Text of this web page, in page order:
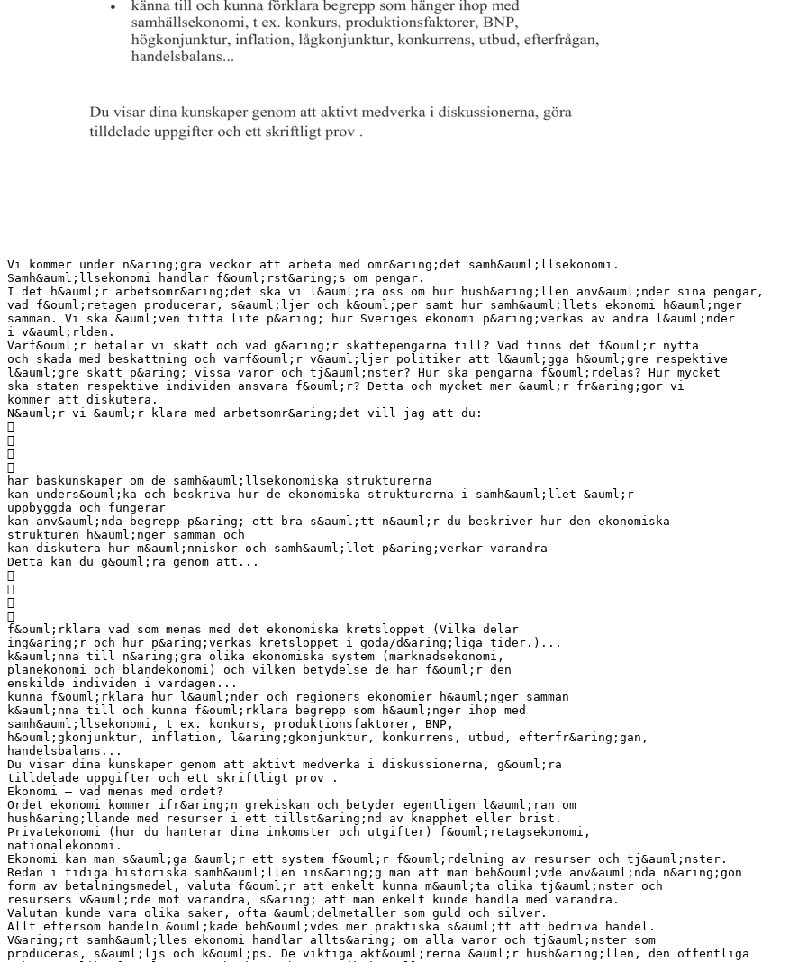
Vi kommer under n&aring;gra veckor att arbeta med omr&aring;det samh&auml;llsekonomi.
Samh&auml;llsekonomi handlar f&ouml;rst&aring;s om pengar.
I det h&auml;r arbetsomr&aring;det ska vi l&auml;ra oss om hur hush&aring;llen anv&auml;nder sina pengar,
vad f&ouml;retagen producerar, s&auml;ljer och k&ouml;per samt hur samh&auml;llets ekonomi h&auml;nger
samman. Vi ska &auml;ven titta lite p&aring; hur Sveriges ekonomi p&aring;verkas av andra l&auml;nder
i v&auml;rlden.
Varf&ouml;r betalar vi skatt och vad g&aring;r skattepengarna till? Vad finns det f&ouml;r nytta
och skada med beskattning och varf&ouml;r v&auml;ljer politiker att l&auml;gga h&ouml;gre respektive
l&auml;gre skatt p&aring; vissa varor och tj&auml;nster? Hur ska pengarna f&ouml;rdelas? Hur mycket
ska staten respektive individen ansvara f&ouml;r? Detta och mycket mer &auml;r fr&aring;gor vi
kommer att diskutera.
N&auml;r vi &auml;r klara med arbetsomr&aring;det vill jag att du:




har baskunskaper om de samh&auml;llsekonomiska strukturerna
kan unders&ouml;ka och beskriva hur de ekonomiska strukturerna i samh&auml;llet &auml;r
uppbyggda och fungerar
kan anv&auml;nda begrepp p&aring; ett bra s&auml;tt n&auml;r du beskriver hur den ekonomiska
strukturen h&auml;nger samman och
kan diskutera hur m&auml;nniskor och samh&auml;llet p&aring;verkar varandra
Detta kan du g&ouml;ra genom att...




f&ouml;rklara vad som menas med det ekonomiska kretsloppet (Vilka delar
ing&aring;r och hur p&aring;verkas kretsloppet i goda/d&aring;liga tider.)...
k&auml;nna till n&aring;gra olika ekonomiska system (marknadsekonomi,
planekonomi och blandekonomi) och vilken betydelse de har f&ouml;r den
enskilde individen i vardagen...
kunna f&ouml;rklara hur l&auml;nder och regioners ekonomier h&auml;nger samman
k&auml;nna till och kunna f&ouml;rklara begrepp som h&auml;nger ihop med
samh&auml;llsekonomi, t ex. konkurs, produktionsfaktorer, BNP,
h&ouml;gkonjunktur, inflation, l&aring;gkonjunktur, konkurrens, utbud, efterfr&aring;gan,
handelsbalans...
Du visar dina kunskaper genom att aktivt medverka i diskussionerna, g&ouml;ra
tilldelade uppgifter och ett skriftligt prov .
Ekonomi – vad menas med ordet?
Ordet ekonomi kommer ifr&aring;n grekiskan och betyder egentligen l&auml;ran om
hush&aring;llande med resurser i ett tillst&aring;nd av knapphet eller brist.
Privatekonomi (hur du hanterar dina inkomster och utgifter) f&ouml;retagsekonomi,
nationalekonomi.
Ekonomi kan man s&auml;ga &auml;r ett system f&ouml;r f&ouml;rdelning av resurser och tj&auml;nster.
Redan i tidiga historiska samh&auml;llen ins&aring;g man att man beh&ouml;vde anv&auml;nda n&aring;gon
form av betalningsmedel, valuta f&ouml;r att enkelt kunna m&auml;ta olika tj&auml;nster och
resursers v&auml;rde mot varandra, s&aring; att man enkelt kunde handla med varandra.
Valutan kunde vara olika saker, ofta &auml;delmetaller som guld och silver.
Allt eftersom handeln &ouml;kade beh&ouml;vdes mer praktiska s&auml;tt att bedriva handel.
V&aring;rt samh&auml;lles ekonomi handlar allts&aring; om alla varor och tj&auml;nster som
produceras, s&auml;ljs och k&ouml;ps. De viktiga akt&ouml;rerna &auml;r hush&aring;llen, den offentliga